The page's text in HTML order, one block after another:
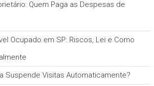
Quem Paga as Despesas de
Ocupado em SP: Riscos, Lei e Como
Suspende Visitas Automaticamente?